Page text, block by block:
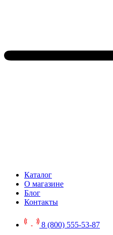
Каталог
О магазине
Блог
Контакты
8 (800) 555-53-87